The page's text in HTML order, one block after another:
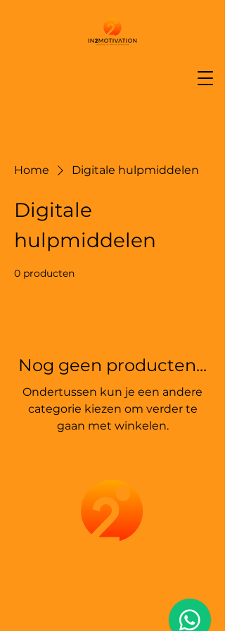
Home Digitale hulpmiddelen
Digitale
hulpmiddelen
0 producten
Nog geen producten...
Ondertussen kun je een andere
categorie kiezen om verder te
gaan met winkelen.